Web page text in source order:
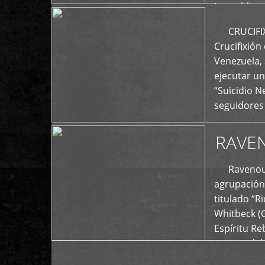
La
Crucifixión
ejecutar
“Suicidio
titulado
Whitbeck
Espíritu
oriente